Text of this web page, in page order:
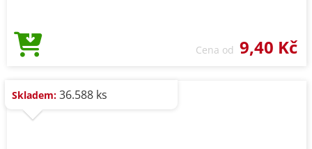
Cena od 9,40 Kč
Skladem: 36.588 ks